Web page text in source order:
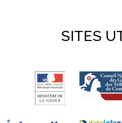
SITES